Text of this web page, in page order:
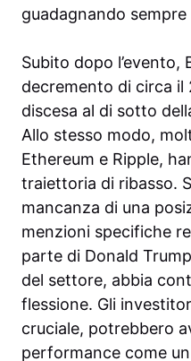
guadagnando
Subito dopo
decremento di circa il
discesa al di sotto
Allo stesso modo,
Ethereum e Ripple,
traiettoria di ribasso.
mancanza di una
menzioni specifiche
parte di Donald
del settore, abbia
flessione. Gli
cruciale, potrebbero
performance come